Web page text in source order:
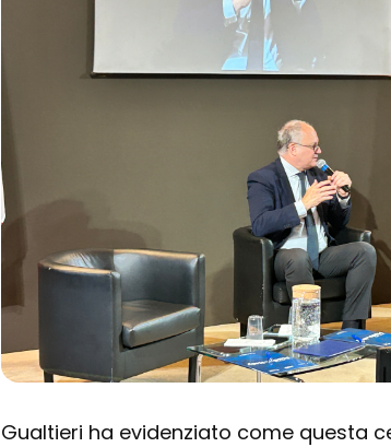
Gualtieri ha evidenziato come questa